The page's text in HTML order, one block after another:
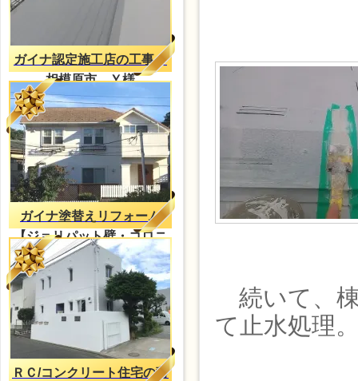
ガイナ認定施工店の工事
相模原市 Ｙ様
ガイナ塗替えリフォーム
【ジョリパット壁・コロニ
アル屋根】
ＲＣ/コンクリート住宅の蓄
続いて、
て止水処理